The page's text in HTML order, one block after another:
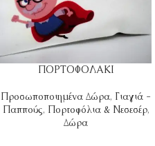
ΠΟΡΤΟΦΟΛΑΚΙ
Προσωποποιημένα Δώρα, Γιαγιά -
Παππούς, Πορτοφόλια & Νεσεσέρ,
Δώρα